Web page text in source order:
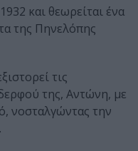
και θεωρείται ένα
της Πηνελόπης
τις
της, Αντώνη, με
νοσταλγώντας την